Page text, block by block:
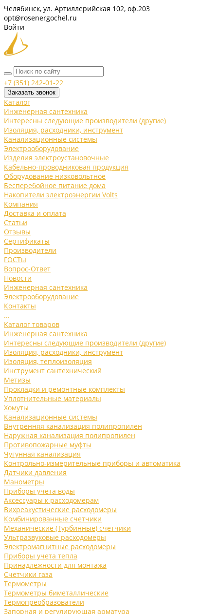
Челябинск, ул. Артиллерийская 102, оф.203
opt@rosenergochel.ru
Войти
+7 (351) 242-01-22
Заказать звонок
Каталог
Инженерная сантехника
Интересны следующие производители (другие)
Изоляция, расходники, инструмент
Канализационные системы
Электрооборудование
Изделия электроустановочные
Кабельно-проводниковая продукция
Оборудование низковольтное
Бесперебойное питание дома
Накопители электроэнергии Volts
Компания
Доставка и оплата
Статьи
Отзывы
Сертификаты
Производители
ГОСТы
Вопрос-Ответ
Новости
Инженерная сантехника
Электрооборудование
Контакты
...
Каталог товаров
Инженерная сантехника
Интересны следующие производители (другие)
Изоляция, расходники, инструмент
Изоляция, теплоизоляция
Инструмент сантехнический
Метизы
Прокладки и ремонтные комплекты
Уплотнительные материалы
Хомуты
Канализационные системы
Внутренняя канализация полипропилен
Наружная канализация полипропилен
Противопожарные муфты
Чугунная канализация
Контрольно-измерительные приборы и автоматика
Датчики давления
Манометры
Приборы учета воды
Аксессуары к расходомерам
Вихреакустические расходомеры
Комбинированные счетчики
Механические (Турбинные) счетчики
Ультразвуковые расходомеры
Электромагнитные расходомеры
Приборы учета тепла
Принадлежности для монтажа
Счетчики газа
Термометры
Термометры биметаллические
Термопреобразователи
Запорная и регулирующая арматура